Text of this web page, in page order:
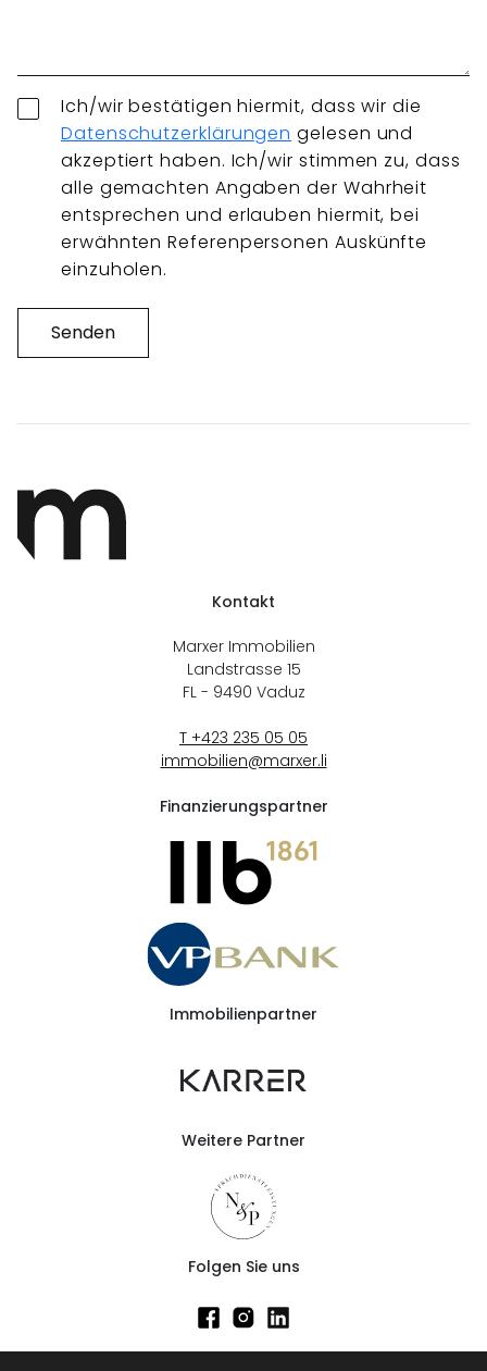
Ich/wir bestätigen hiermit, dass wir die
Datenschutzerklärungen gelesen und
akzeptiert haben. Ich/wir stimmen zu, dass
alle gemachten Angaben der Wahrheit
entsprechen und erlauben hiermit, bei
erwähnten Referenpersonen Auskünfte
einzuholen.
Senden
Kontakt
Marxer Immobilien
Landstrasse 15
FL - 9490 Vaduz
T +423 235 05 05
immobilien@marxer.li
Finanzierungspartner
Immobilienpartner
Weitere Partner
Folgen Sie uns